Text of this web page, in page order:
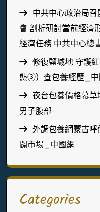
中共中心政治局
會 剖析研討當前經濟
經濟任務 中共中心總
修復鹽堿地 守護
態③）查包養經歷_中
夜台包養價格幕
男子腹部
外調包養網蒙古
闢市場_中國網
Categories